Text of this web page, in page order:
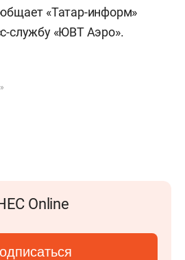
«Татар-информ»
службу «ЮВТ Аэро».
Online